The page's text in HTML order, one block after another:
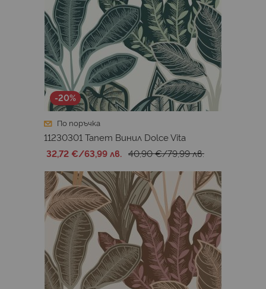
-20%
По поръчка
11230301 Тапет Винил Dolce Vita
32,72 €/63,99 лв. 40,90 €/79,99 лв.